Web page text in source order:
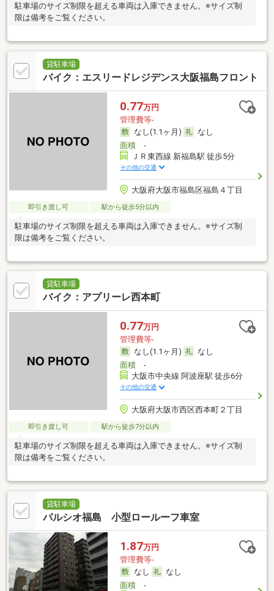
駐車場のサイズ制限を超える車両は入庫できません。※サイズ制
限は備考をご覧ください。
貸駐車場
バイク：エスリードレジデンス大阪福島フロント
0.77万円
管理費等-
なし(1.1ヶ月)
なし
面積-
ＪＲ東西線 新福島駅 徒歩5分
その他の交通
大阪府大阪市福島区福島４丁目
即引き渡し可 駅から徒歩5分以内
駐車場のサイズ制限を超える車両は入庫できません。※サイズ制
限は備考をご覧ください。
貸駐車場
バイク：アプリーレ西本町
0.77万円
管理費等-
なし(1.1ヶ月)
なし
面積-
大阪市中央線 阿波座駅 徒歩6分
その他の交通
大阪府大阪市西区西本町２丁目
即引き渡し可 駅から徒歩7分以内
駐車場のサイズ制限を超える車両は入庫できません。※サイズ制
限は備考をご覧ください。
貸駐車場
パルシオ福島 小型ロールーフ車室
1.87万円
管理費等-
なし
なし
面積-